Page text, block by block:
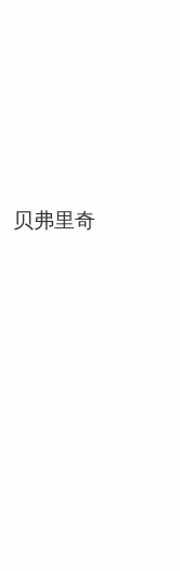
贝弗里奇